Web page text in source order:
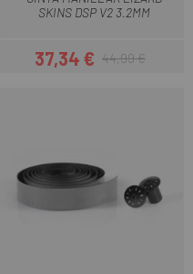
SKINS DSP V2 3.2MM
Precio
37,34 €Precio regular
44,99 €